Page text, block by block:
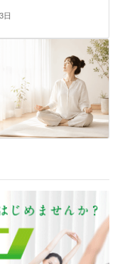
日
けで十分でしょ
には、こまめな水分補